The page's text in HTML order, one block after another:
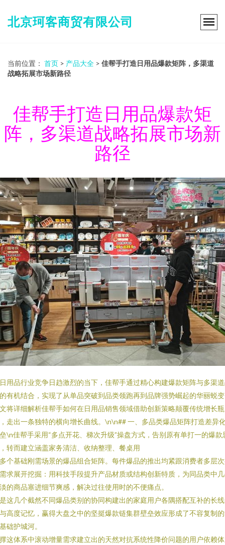
北京珂客商贸有限公司
当前位置： 首页 > 产品大全 > 佳帮手打造日用品爆款矩阵，多渠道
战略拓展市场新路径
佳帮手打造日用品爆款矩
阵，多渠道战略拓展市场新
路径
用品行业竞争日趋激烈的当下，佳帮手通过精心构建爆款矩阵与多渠
有机结合，实现了从单品突破到品类领跑再到品牌强势崛起的华丽蜕
将详细解析佳帮手如何在日用品销售领域借助创新策略颠覆传统增长瓶
走出一条独特的横向增长曲线。\n\n## 一、多品类爆品矩阵打造差异
\n佳帮手采用“多点开花、梯次升级”操盘方式，告别原有单打一的爆款
转而建立涵盖家务清洁、收纳整理、餐桌用
个基础刚需场景的爆品组合矩阵。每件爆品的推出均紧跟消费者多层
求展开挖掘：用科技手段提升产品材质或结构创新特质，为同品类中
的商品塞进细节爽感，解决过往使用时的不便痛点。
这几个截然不同爆品类别的协同构建出的家庭用户各隅搭配互补的长
高度记忆，赢得大盘之中的坚挺爆款链集群壁垒效应形成了不容复制
础护城河。
这体系中滚动增量需求建立出的天然对抗系统性降价问题的用户依赖